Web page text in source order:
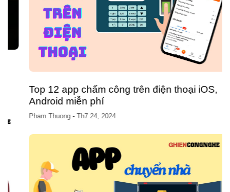
Top 12 app chấm công trên điện thoại iOS,
Android miễn phí
Pham Thuong-Th7 24, 2024